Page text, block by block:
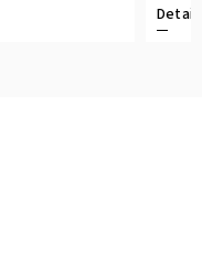
Detail